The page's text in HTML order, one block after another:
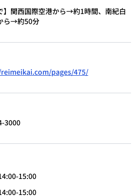
】関西国際空港から→約1時間、南紀白
ら→約50分
pages/475/
3000
15:00
15:00